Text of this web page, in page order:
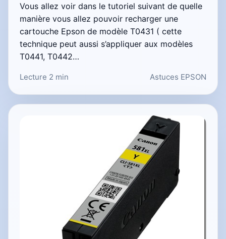
Vous allez voir dans le tutoriel suivant de quelle
manière vous allez pouvoir recharger une
cartouche Epson de modèle T0431 ( cette
technique peut aussi s’appliquer aux modèles
T0441, T0442…
Lecture 2 min Astuces EPSON